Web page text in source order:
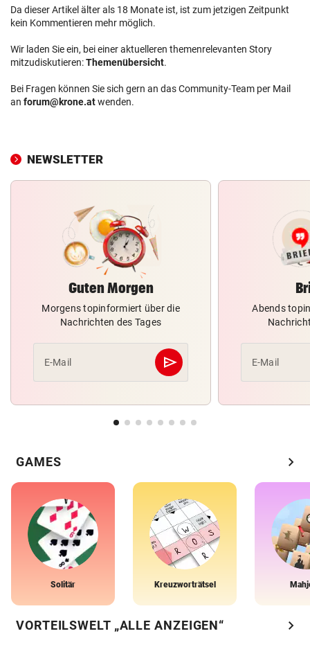
Da dieser Artikel älter als 18 Monate ist, ist zum jetzigen Zeitpunkt
kein Kommentieren mehr möglich.
Wir laden Sie ein, bei einer aktuelleren themenrelevanten Story
mitzudiskutieren:Themenübersicht.
Bei Fragen können Sie sich gern an das Community-Team per Mail
an forum@krone.atwenden.
NEWSLETTER
Guten Morgen
Morgens topinformiert über die
Nachrichten des Tages
E-Mail send
Abschicken
Abends
E-Mail
GAMES chevron_right
Solitär Kreuzworträtsel
VORTEILSWELT „ALLE ANZEIGEN“ chevron_right